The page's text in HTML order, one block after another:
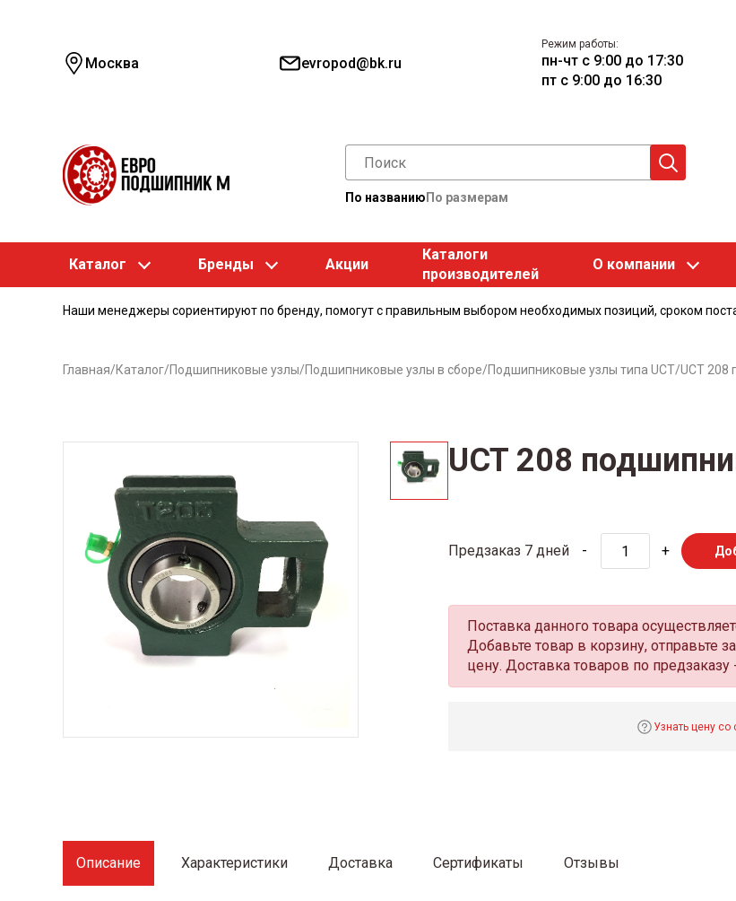
Москва evropod@bk.ru
Режим работы:
пн-чт с 9:00 до 17:30
пт с 9:00 до 16:30
По названию По размерам
Каталог Бренды Акции
Каталоги
производителей
О компании
Наши менеджеры сориентируют по бренду, помогут с правильным выбором необходимых позиций, сроком
Главная/Каталог/Подшипниковые узлы/Подшипниковые узлы в сборе/Подшипниковые узлы типа UCT/UCT 208
UCT 208
Предзаказ 7 дней - +
Поставка данного товара
Добавьте товар в корзину,
цену. Доставка товаров по предзаказу
Узнать цену
Описание Характеристики Доставка Сертификаты Отзывы